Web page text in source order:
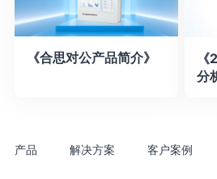
《合思对公产品简介》
分
产品 解决方案 客户案例